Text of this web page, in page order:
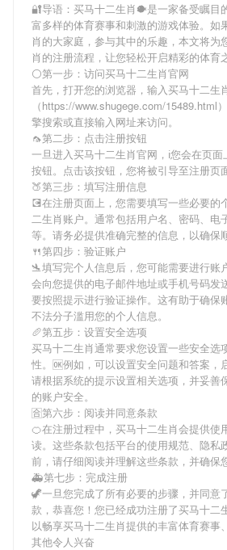
🔐导语： 买马十二生肖🐡是一家备受瞩目
富多样的体育赛事和刺激的游戏体验。如
肖的大家庭，参与其中的乐趣，本文将为
肖的注册流程，让您轻松开启精彩的体育
⚪第一步：访问买马十二生肖官网
首先，打开您的浏览器，输入买马十二生
（https://www.shugege.com/15489.html
擎搜索或直接输入网址来访问。
🦟第二步：点击注册按钮
一旦进入买马十二生肖官网，ℹ您会在页
按钮。点击该按钮，您将被引导至注册页面
🍑第三步：填写注册信息
💽在注册页面上，您需要填写一些必要的
二生肖账户。通常包括用户名、密码、电
等。请务必提供准确完整的信息，以确保
🍴第四步：验证账户
🛬填写完个人信息后，您可能需要进行账
会向您提供的电子邮件地址或手机号码发
要按照提示进行验证操作。这有助于确保
不法分子滥用您的个人信息。
🥖第五步：设置安全选项
买马十二生肖通常要求您设置一些安全选
性。🆗例如，可以设置安全问题和答案，
请根据系统的提示设置相关选项，并妥善
的账户安全。
🈴第六步：阅读并同意条款
🍊在注册过程中， 买马十二生肖会提供使
读。这些条款包括平台的使用规范、隐私
前，请仔细阅读并理解这些条款，并确保
🚑第七步：完成注册
🦖一旦您完成了所有必要的步骤，并同意
款，恭喜您！您已经成功注册了买马十二
以畅享买马十二生肖提供的丰富体育赛事
其他令人兴奋